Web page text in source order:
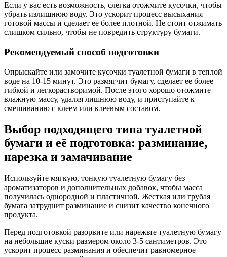
Если у вас есть возможность, слегка отожмите кусочки, чтобы
убрать излишнюю воду. Это ускорит процесс высыхания
готовой массы и сделает ее более плотной. Не стоит отжимать
слишком сильно, чтобы не повредить структуру бумаги.
Рекомендуемый способ подготовки
Опрыскайте или замочите кусочки туалетной бумаги в теплой
воде на 10-15 минут. Это размягчит бумагу, сделает ее более
гибкой и легкорастворимой. После этого хорошо отожмите
влажную массу, удаляя лишнюю воду, и приступайте к
смешиванию с клеем или клеевым составом.
Выбор подходящего типа туалетной
бумаги и её подготовка: разминание,
нарезка и замачивание
Используйте мягкую, тонкую туалетную бумагу без
ароматизаторов и дополнительных добавок, чтобы масса
получилась однородной и пластичной. Жесткая или грубая
бумага затруднит разминание и снизит качество конечного
продукта.
Перед подготовкой разорвите или нарежьте туалетную бумагу
на небольшие куски размером около 3-5 сантиметров. Это
ускорит процесс разминания и обеспечит равномерное